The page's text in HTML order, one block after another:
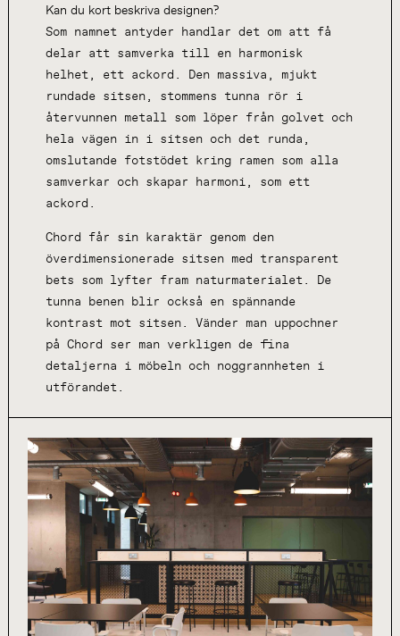
Kan du kort beskriva designen?
Som namnet antyder handlar det om att få
delar att samverka till en harmonisk
helhet, ett ackord. Den massiva, mjukt
rundade sitsen, stommens tunna rör i
återvunnen metall som löper från golvet och
hela vägen in i sitsen och det runda,
omslutande fotstödet kring ramen som alla
samverkar och skapar harmoni, som ett
ackord.
Chord får sin karaktär genom den
överdimensionerade sitsen med transparent
bets som lyfter fram naturmaterialet. De
tunna benen blir också en spännande
kontrast mot sitsen. Vänder man uppochner
på Chord ser man verkligen de fina
detaljerna i möbeln och noggrannheten i
utförandet.